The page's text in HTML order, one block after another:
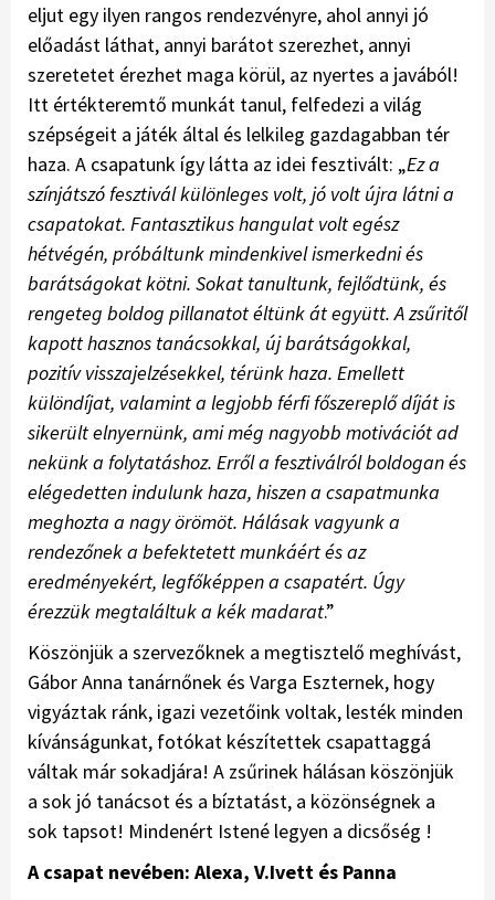
eljut egy ilyen rangos rendezvényre, ahol annyi jó
előadást láthat, annyi barátot szerezhet, annyi
szeretetet érezhet maga körül, az nyertes a javából!
Itt értékteremtő munkát tanul, felfedezi a világ
szépségeit a játék által és lelkileg gazdagabban tér
haza. A csapatunk így látta az idei fesztivált: „Ez a
színjátszó fesztivál különleges volt, jó volt újra látni a
csapatokat. Fantasztikus hangulat volt egész
hétvégén, próbáltunk mindenkivel ismerkedni és
barátságokat kötni. Sokat tanultunk, fejlődtünk, és
rengeteg boldog pillanatot éltünk át együtt. A zsűritől
kapott hasznos tanácsokkal, új barátságokkal,
pozitív visszajelzésekkel, térünk haza. Emellett
különdíjat, valamint a legjobb férfi főszereplő díját is
sikerült elnyernünk, ami még nagyobb motivációt ad
nekünk a folytatáshoz. Erről a fesztiválról boldogan és
elégedetten indulunk haza, hiszen a csapatmunka
meghozta a nagy örömöt. Hálásak vagyunk a
rendezőnek a befektetett munkáért és az
eredményekért, legfőképpen a csapatért. Úgy
érezzük megtaláltuk a kék madarat.”
Köszönjük a szervezőknek a megtisztelő meghívást,
Gábor Anna tanárnőnek és Varga Eszternek, hogy
vigyáztak ránk, igazi vezetőink voltak, lesték minden
kívánságunkat, fotókat készítettek csapattaggá
váltak már sokadjára! A zsűrinek hálásan köszönjük
a sok jó tanácsot és a bíztatást, a közönségnek a
sok tapsot! Mindenért Istené legyen a dicsőség !
A csapat nevében: Alexa, V.Ivett és Panna